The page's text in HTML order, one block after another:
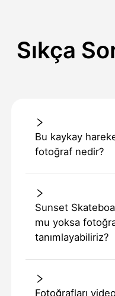
Sıkça
Bu kaykay
fotoğraf nedir?
Sunset
mu yoksa
tanımlayabiliriz?
Fotoğrafları